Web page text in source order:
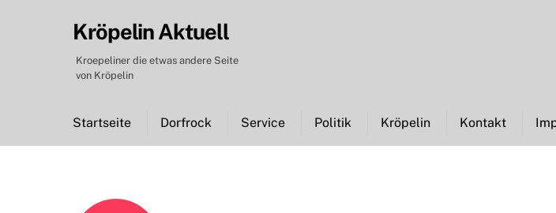
Kröpelin Aktuell
Kroepeliner die etwas andere Seite
von Kröpelin
Startseite Dorfrock Service Politik Kröpelin Kontakt